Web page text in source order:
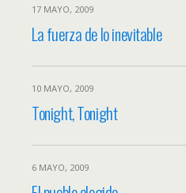
17 MAYO, 2009
La fuerza de lo inevitable
10 MAYO, 2009
Tonight, Tonight
6 MAYO, 2009